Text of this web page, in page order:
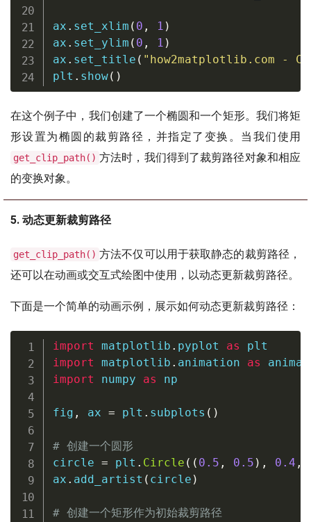
ax . set_xlim ( 0 , 1 )
ax . set_ylim ( 0 , 1 )
ax . set_title ( "how2matplotlib.com -
plt . show( )
在这个例子中，我们创建了一个椭圆和一个矩形。我们将矩
形设置为椭圆的裁剪路径，并指定了变换。当我们使用
get_clip_path() 方法时，我们得到了裁剪路径对象和相应
的变换对象。
5. 动态更新裁剪路径
get_clip_path() 方法不仅可以用于获取静态的裁剪路径，
还可以在动画或交互式绘图中使用，以动态更新裁剪路径。
下面是一个简单的动画示例，展示如何动态更新裁剪路径：
import matplotlib . pyplot as
import matplotlib . animation as
import numpy as np
fig , ax = plt . subplots ( )
# 创建一个圆形
circle = plt . Circle ( ( 0.5 , 0.5 ) , 0.4 ,
ax . add_artist ( circle )
# 创建一个矩形作为初始裁剪路径